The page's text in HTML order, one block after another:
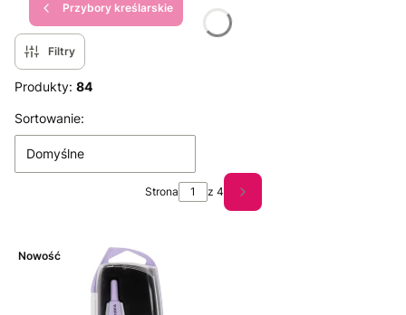
Przybory kreślarskie
Filtry
Produkty: 84
Lista produktów
Sortowanie:
Domyślne
Strona z 4 Następne produkty
Nowość